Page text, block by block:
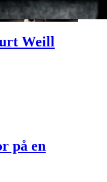
Weill
på en